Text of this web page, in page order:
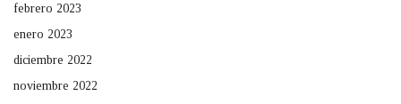
febrero 2023
enero 2023
diciembre 2022
noviembre 2022